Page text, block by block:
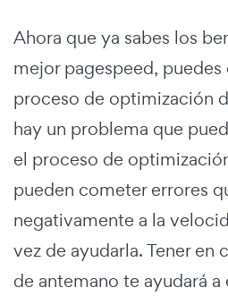
Ahora que ya sabes los
mejor pagespeed, puedes
proceso de optimización
hay un problema que
el proceso de
pueden cometer errores
negativamente a la
vez de ayudarla. Tener en
de antemano te ayudará